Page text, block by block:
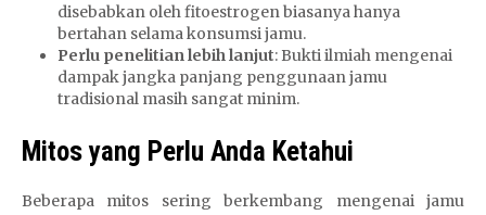
disebabkan oleh fitoestrogen biasanya hanya
bertahan selama konsumsi jamu.
Perlu penelitian lebih lanjut: Bukti ilmiah mengenai
dampak jangka panjang penggunaan jamu
tradisional masih sangat minim.
Mitos yang Perlu Anda Ketahui
Beberapa mitos sering berkembang mengenai jamu